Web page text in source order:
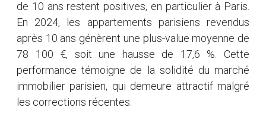
de 10 ans restent positives, en particulier à Paris.
En 2024, les appartements parisiens revendus
après 10 ans génèrent une plus-value moyenne de
78 100 €, soit une hausse de 17,6 %. Cette
performance témoigne de la solidité du marché
immobilier parisien, qui demeure attractif malgré
les corrections récentes.